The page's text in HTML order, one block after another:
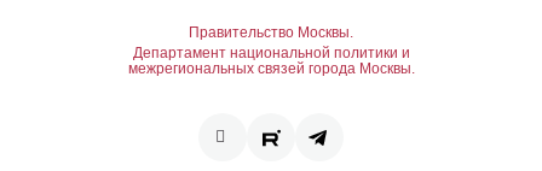
Правительство Москвы.
Департамент национальной политики и
межрегиональных связей города Москвы.